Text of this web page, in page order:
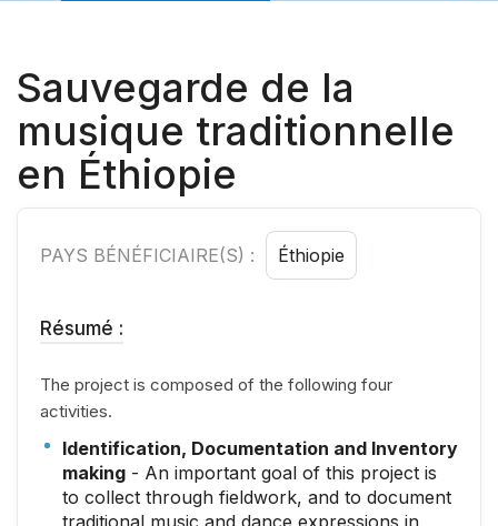
Sauvegarde de la
musique traditionnelle
en Éthiopie
PAYS BÉNÉFICIAIRE(S) : Éthiopie
Résumé :
The project is composed of the following four
activities.
Identification, Documentation and Inventory
making - An important goal of this project is
to collect through fieldwork, and to document
traditional music and dance expressions in